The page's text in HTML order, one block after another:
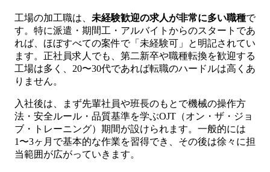
工場の加工職は、 未経験歓迎の求人が非常に多い職種で
す。特に派遣・期間工・アルバイトからのスタートであ
れば、ほぼすべての案件で「未経験可」と明記されてい
ます。正社員求人でも、第二新卒や職種転換を歓迎する
工場は多く、20〜30代であれば転職のハードルは高くあ
りません。
入社後は、まず先輩社員や班長のもとで機械の操作方
法・安全ルール・品質基準を学ぶOJT（オン・ザ・ジョ
ブ・トレーニング）期間が設けられます。一般的には
1〜3ヶ月で基本的な作業を習得でき、その後は徐々に担
当範囲が広がっていきます。